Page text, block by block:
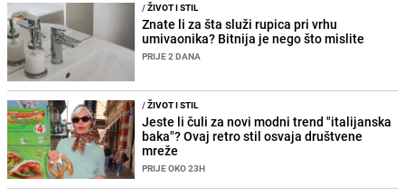
/ŽIVOT I STIL
Znate li za šta služi rupica pri vrhu
umivaonika? Bitnija je nego što mislite
PRIJE 2 DANA
/ŽIVOT I STIL
Jeste li čuli za novi modni trend "italijanska
baka"? Ovaj retro stil osvaja društvene
mreže
PRIJE OKO 23H